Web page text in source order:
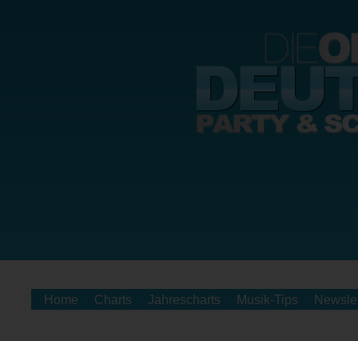
Home Charts Jahrescharts Musik-Tips